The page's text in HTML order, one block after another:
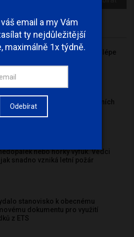
monitoring bobra pomáhá lépe
pololetí zvýšil výrobu ve slunečních
o 13 %
nebo horký výfuk. Vědci
snadno vzniká letní požár
stanovisko k obecnému
dokumentu pro využití
z ETS
email a my Vám
ty nejdůležitější
maximálně 1x týdně.
Odebírat